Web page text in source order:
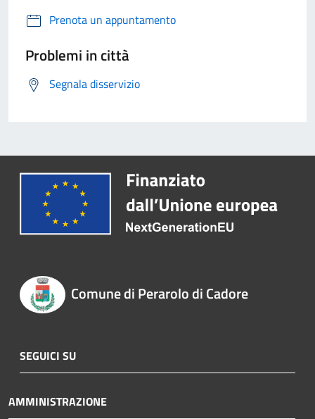
Prenota un appuntamento
Problemi in città
Segnala disservizio
Comune di Perarolo di Cadore
SEGUICI SU
AMMINISTRAZIONE